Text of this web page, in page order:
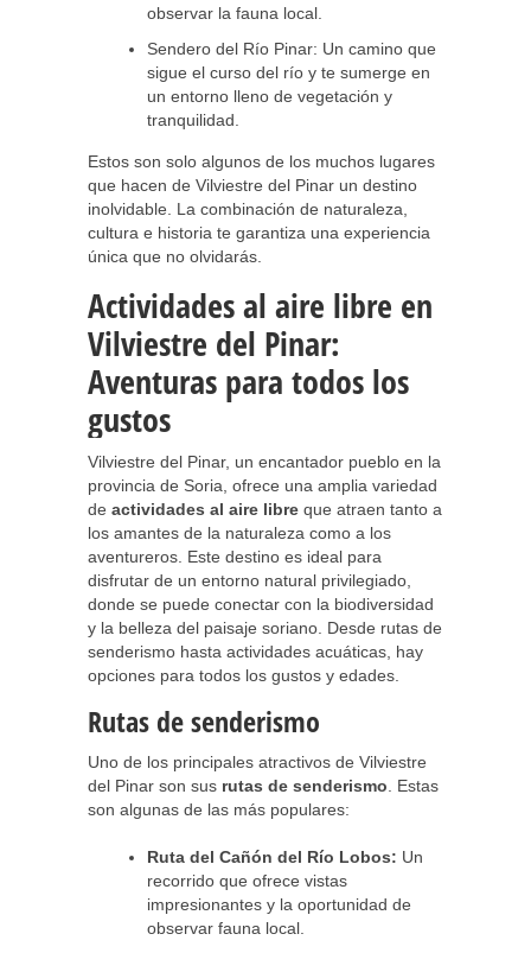
observar la fauna local.
Sendero del Río Pinar: Un camino que
sigue el curso del río y te sumerge en
un entorno lleno de vegetación y
tranquilidad.
Estos son solo algunos de los muchos lugares
que hacen de Vilviestre del Pinar un destino
inolvidable. La combinación de naturaleza,
cultura e historia te garantiza una experiencia
única que no olvidarás.
Actividades al aire libre en
Vilviestre del Pinar:
Aventuras para todos los
gustos
Vilviestre del Pinar, un encantador pueblo en la
provincia de Soria, ofrece una amplia variedad
de actividades al aire libre que atraen tanto a
los amantes de la naturaleza como a los
aventureros. Este destino es ideal para
disfrutar de un entorno natural privilegiado,
donde se puede conectar con la biodiversidad
y la belleza del paisaje soriano. Desde rutas de
senderismo hasta actividades acuáticas, hay
opciones para todos los gustos y edades.
Rutas de senderismo
Uno de los principales atractivos de Vilviestre
del Pinar son sus rutas de senderismo . Estas
son algunas de las más populares:
Ruta del Cañón del Río Lobos: Un
recorrido que ofrece vistas
impresionantes y la oportunidad de
observar fauna local.